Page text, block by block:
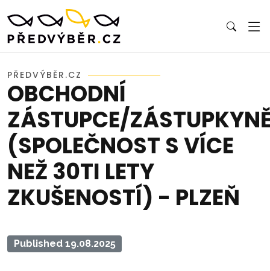
PŘEDVÝBĚR.CZ
OBCHODNÍ
ZÁSTUPCE/
(SPOLEČNOST S VÍCE
NEŽ 30TI LETY
ZKUŠENOSTÍ) - PLZEŇ
Published 19.08.2025